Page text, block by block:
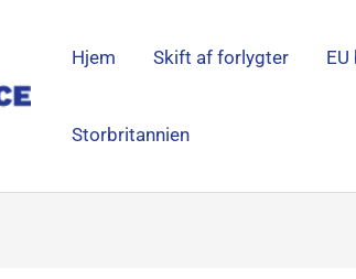
Hjem Skift af forlygter EU
Storbritannien